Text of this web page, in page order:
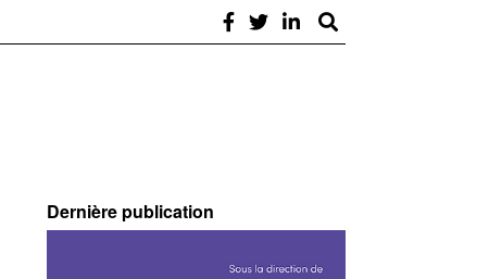
Dernière publication